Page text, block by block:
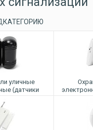
уличные
(датчики